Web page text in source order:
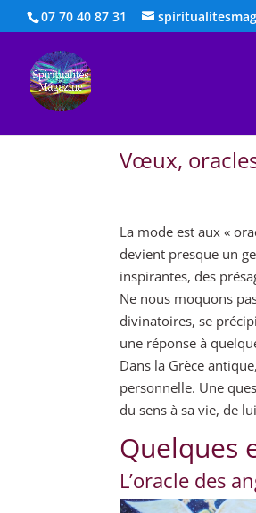
07 70 40 87 31
Vœux,
La mode est aux «
devient presque un
inspirantes, des
Ne nous moquons
divinatoires, se
une réponse à
Dans la Grèce
personnelle. Une
du sens à sa vie, de
Quelques
L’oracle des